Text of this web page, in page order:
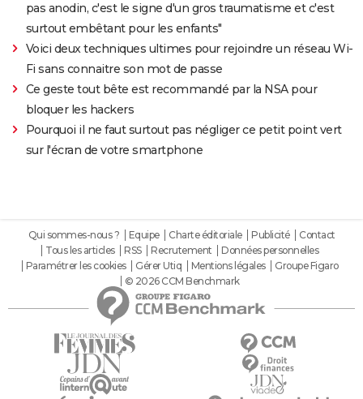
pas anodin, c'est le signe d'un gros traumatisme et c'est
surtout embêtant pour les enfants"
Voici deux techniques ultimes pour rejoindre un réseau Wi-
Fi sans connaitre son mot de passe
Ce geste tout bête est recommandé par la NSA pour
bloquer les hackers
Pourquoi il ne faut surtout pas négliger ce petit point vert
sur l'écran de votre smartphone
Qui sommes-nous ? Equipe Charte éditoriale Publicité
Contact
Tous les articles
RSS Recrutement
Données personnelles
Paramétrer les cookies
Gérer Utiq Mentions légales
Groupe Figaro
© 2026 CCM Benchmark